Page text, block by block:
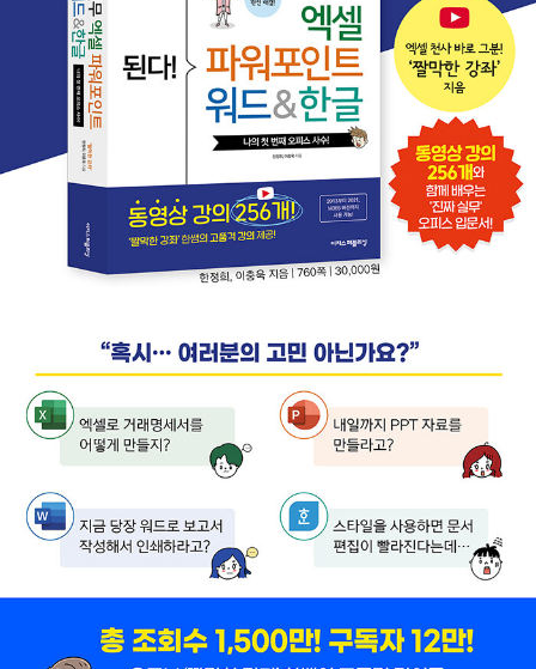
시험 1, 2급 실기 교정 교열 - 저서 《된다! 실무 엑셀 파워포인트 워드
m.com/brief_lecture [블로그] hantip.net